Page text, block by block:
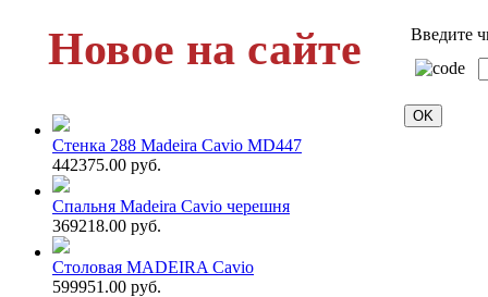
Новое на сайте
Стенка 288 Madeira Cavio MD447
442375.00 руб.
Спальня Madeira Cavio черешня
369218.00 руб.
Столовая MADEIRA Cavio
599951.00 руб.
Введите